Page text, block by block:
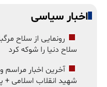
اخبار سیاسی
رونمایی از سلاح
سلاح دنیا را شوکه کرد
آخرین اخبار مراسم
شهید انقلاب اسلامی